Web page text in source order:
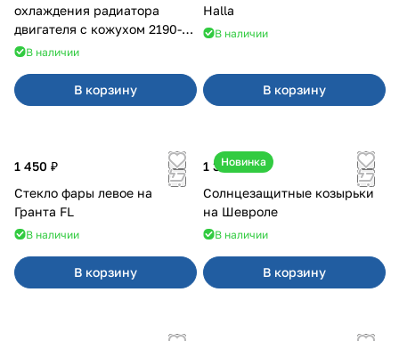
охлаждения радиатора
двигателя с кожухом 2190-
2194 н/о с кондиционером
В наличии
В корзину
Halla
В наличии
В корзину
1 450 ₽
Стекло фары левое на
Гранта FL
В наличии
В корзину
Новинка
1 350 ₽
Солнцезащитные козырьки
на Шевроле
В наличии
В корзину